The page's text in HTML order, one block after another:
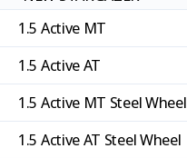
1.5 Active MT
1.5 Active AT
1.5 Active MT Steel Wheel
1.5 Active AT Steel Wheel